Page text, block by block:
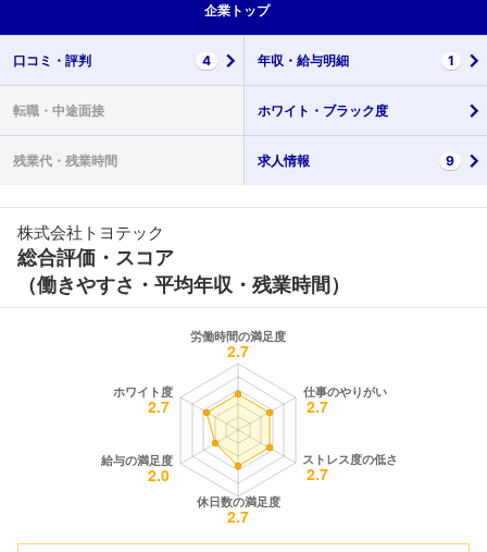
企業 トップ
口コミ・ 評判 4 年収・ 給与明細 1
転職・ 中途面接 ホワイト・ ブラック度
残業代・ 残業時間 求人情報 9
株式会社トヨテック
総合評価・スコア
（働きやすさ・平均年収・残業時間）